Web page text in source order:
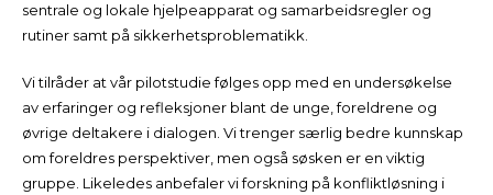
sentrale og lokale hjelpeapparat og samarbeidsregler og
rutiner samt på sikkerhetsproblematikk.
Vi tilråder at vår pilotstudie følges opp med en undersøkelse
av erfaringer og refleksjoner blant de unge, foreldrene og
øvrige deltakere i dialogen. Vi trenger særlig bedre kunnskap
om foreldres perspektiver, men også søsken er en viktig
gruppe. Likeledes anbefaler vi forskning på konfliktløsning i